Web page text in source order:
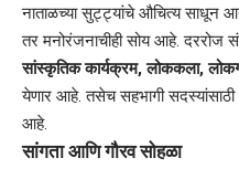
​नाताळच्या सुट्ट्यांचे औचित्य साधून
तर मनोरंजनाचीही सोय आहे. दररोज
सांस्कृतिक कार्यक्रम, लोककला,
येणार आहे. तसेच सहभागी
आहे.
सांगता आणि गौरव सोहळा